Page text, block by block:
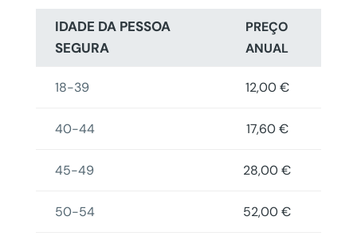
IDADE DA PESSOA
SEGURA
PREÇO
ANUAL
18-39 12,00 €
40-44 17,60 €
45-49 28,00 €
50-54 52,00 €